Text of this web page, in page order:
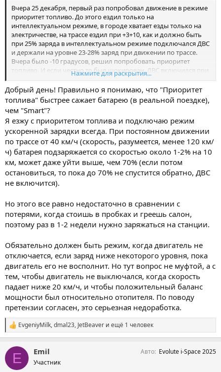
Вчера 25 декабря, первый раз попробовал движение в режиме
приоритет топливо. До этого ездил только на
интеллектуальном режиме, в городе хватает езды только на
электричестве, на трассе ездил при +3+10, как и должно быть
при 25% заряда в интеллектуальном режиме подключался ДВС
и держали на уровне 23-28% заряд при движении по трассе.
Вчера было -10 градусов, решил попробовать приоритет
топливо. И если честно то был шокирован. ДВС включился при
72% (видно по расходу топлива) Проехал 22 км (два пробега по
11км), ожидал что заряд будет плавать +- в районе 70%, но
заряд за 22 км упал на 20%, до 52%. При этом понимаю, что ДВС
у меня в это время работал, т.к средний расход бензина
зафиксирован. Но получается в городе при минус 10 градусов
он не восполняет потери батареи даже близко. На втором
отрезке включил ползунок подзарядки при низких
температурах. Падение продолжилось, но медленнее.
Нажмите для раскрытия...
Добрый день! Правильно я понимаю, что "Приоритет
топлива" быстрее сажает батарею (в реальной поездке),
чем "Smart"?
Я езжу с приоритетом топлива и подключаю режим
ускоренной зарядки всегда. При постоянном движении
по трассе от 40 км/ч (скорость, разумеется, менее 120 км/
ч) батарея подзаряжается со скоростью около 1-2% на 10
км, может даже уйти выше, чем 70% (если потом
остановиться, то пока до 70% не спустится обратно, ДВС
не включится).
Но этого все равно недостаточно в сравнении с
потерями, когда стоишь в пробках и греешь салон,
поэтому раз в 1-2 недели нужно заряжаться на станции.
Обязательно должен быть режим, когда двигатель не
отключается, если заряд ниже некоторого уровня, пока
двигатель его не восполнит. Но тут вопрос не муфтой, а с
тем, чтобы двигатель не выключался, когда скорость
падает ниже 20 км/ч, и чтобы положительный баланс
мощности был относительно отопителя. По поводу
претензии согласен, это серьезная недоработка.
С
и
п
т
EvgeniyMilk,dmal23, JetBeaver и ещё 1 человек
E Emil
Участник
Авто Evolute i-Space 2025